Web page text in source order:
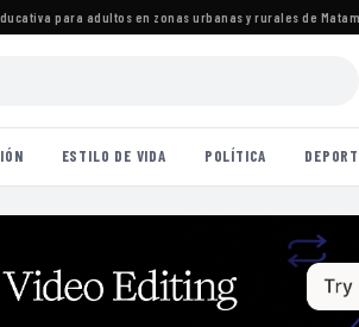
para adultos en zonas urbanas y rurales de
ESTILO DE VIDA POLÍTICA